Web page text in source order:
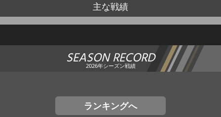
主な戦績
SEASON RECORD
2026年シーズン戦績
ランキングへ